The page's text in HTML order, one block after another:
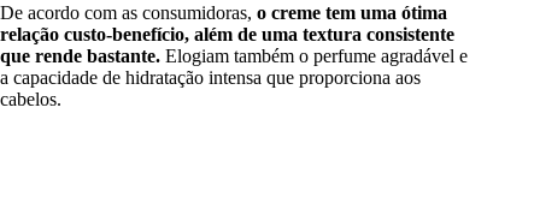
De acordo com as consumidoras, o creme tem uma ótima
relação custo-benefício, além de uma textura consistente
que rende bastante. Elogiam também o perfume agradável e
a capacidade de hidratação intensa que proporciona aos
cabelos.